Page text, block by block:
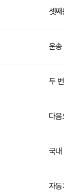
셋
운송
두
다
국내
자동